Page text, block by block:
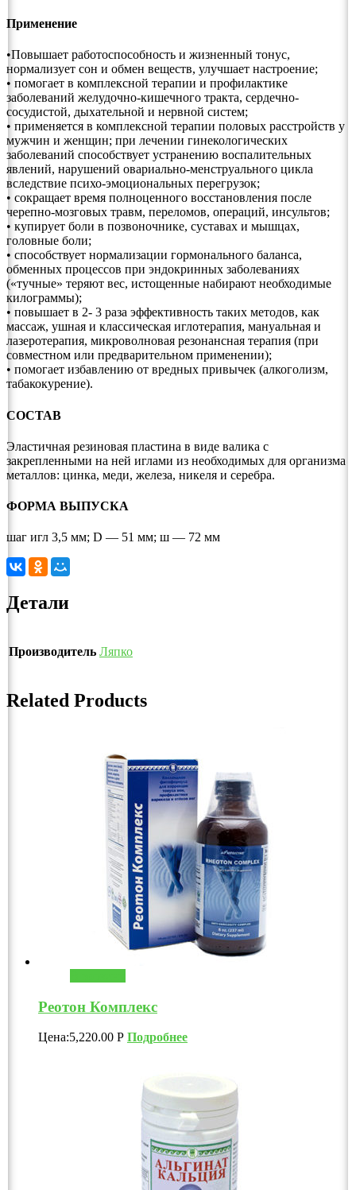
Применение
•Повышает работоспособность и жизненный тонус,
нормализует сон и обмен веществ, улучшает настроение;
• помогает в комплексной терапии и профилактике
заболеваний желудочно-кишечного тракта, сердечно-
сосудистой, дыхательной и нервной систем;
• применяется в комплексной терапии половых расстройств у
мужчин и женщин; при лечении гинекологических
заболеваний способствует устранению воспалительных
явлений, нарушений овариально-менструального цикла
вследствие психо-эмоциональных перегрузок;
• сокращает время полноценного восстановления после
черепно-мозговых травм, переломов, операций, инсультов;
• купирует боли в позвоночнике, суставах и мышцах,
головные боли;
• способствует нормализации гормонального баланса,
обменных процессов при эндокринных заболеваниях
(«тучные» теряют вес, истощенные набирают необходимые
килограммы);
• повышает в 2- 3 раза эффективность таких методов, как
массаж, ушная и классическая иглотерапия, мануальная и
лазеротерапия, микроволновая резонансная терапия (при
совместном или предварительном применении);
• помогает избавлению от вредных привычек (алкоголизм,
табакокурение).
СОСТАВ
Эластичная резиновая пластина в виде валика с
закрепленными на ней иглами из необходимых для организма
металлов: цинка, меди, железа, никеля и серебра.
ФОРМА ВЫПУСКА
шаг игл 3,5 мм; D — 51 мм; ш — 72 мм
Детали
Производитель Ляпко
Related Products
Реотон Комплекс
Цена:5,220.00 Р Подробнее